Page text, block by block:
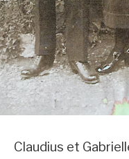
Claudius et